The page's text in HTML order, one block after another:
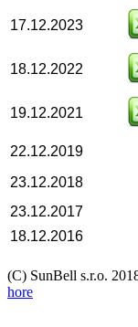
17.12.2023
18.12.2022
19.12.2021
22.12.2019
23.12.2018
23.12.2017
18.12.2016
(C) SunBell s.r.o.
hore